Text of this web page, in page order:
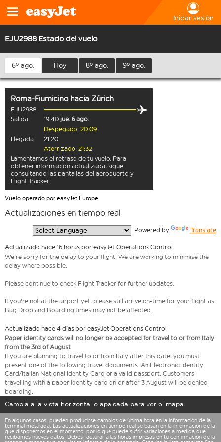
Iniciar sesión
EJU2988 Estado del vuelo
6º ago. Hoy 8º ago. 9º ago.
Roma-Fiumicino hacia Zúrich
EJU2988
Salida
19:40 jue. 6 ago.
Despegado: 20:09
Llegada
21:20
Aterrizado: 21:32
Lamentamos el retraso de tu vuelo. Para
obtener información actualizada, sigue
consultando las pantallas del aeropuerto y
Flight Tracker.
Vuelo operado por easyJet Europe
Actualizaciones en tiempo real
Powered by Translate
Actualizado hace 16 horas por easyJet Operations Control
We're sorry for the delay to your flight. We are working to minimise the
delay where possible.
Please continue to check Flight Tracker for further updates.
If you're not at the airport yet, please still arrive on-time for your flight as
Bag Drop and Boarding times may not be affected.
Actualizado hace 4 días por easyJet Operations Control
Paper identity cards will no longer be accepted for travel to or from Italy
from the 3rd of August
If you are planning to travel to or from Italy after this date, you must
present one of the following travel documents: An Electronic Identity
Card/Italian National Identity Card or a valid passport. Customers
travelling with a paper identity card on or after 3 August will be denied
boarding.
Cambia a la vista horizontal o apaisada para ver el mapa.
En algunos casos, pueden producirse cambios de última hora en la información de la
terminal mostrada. Las actualizaciones en tiempo real se basan en la información de la
que disponemos en el momento, por lo que puede sufrir variaciones a medida que
recibamos nuevos datos. Debes facturar a las horas impresas en tu confirmación de la